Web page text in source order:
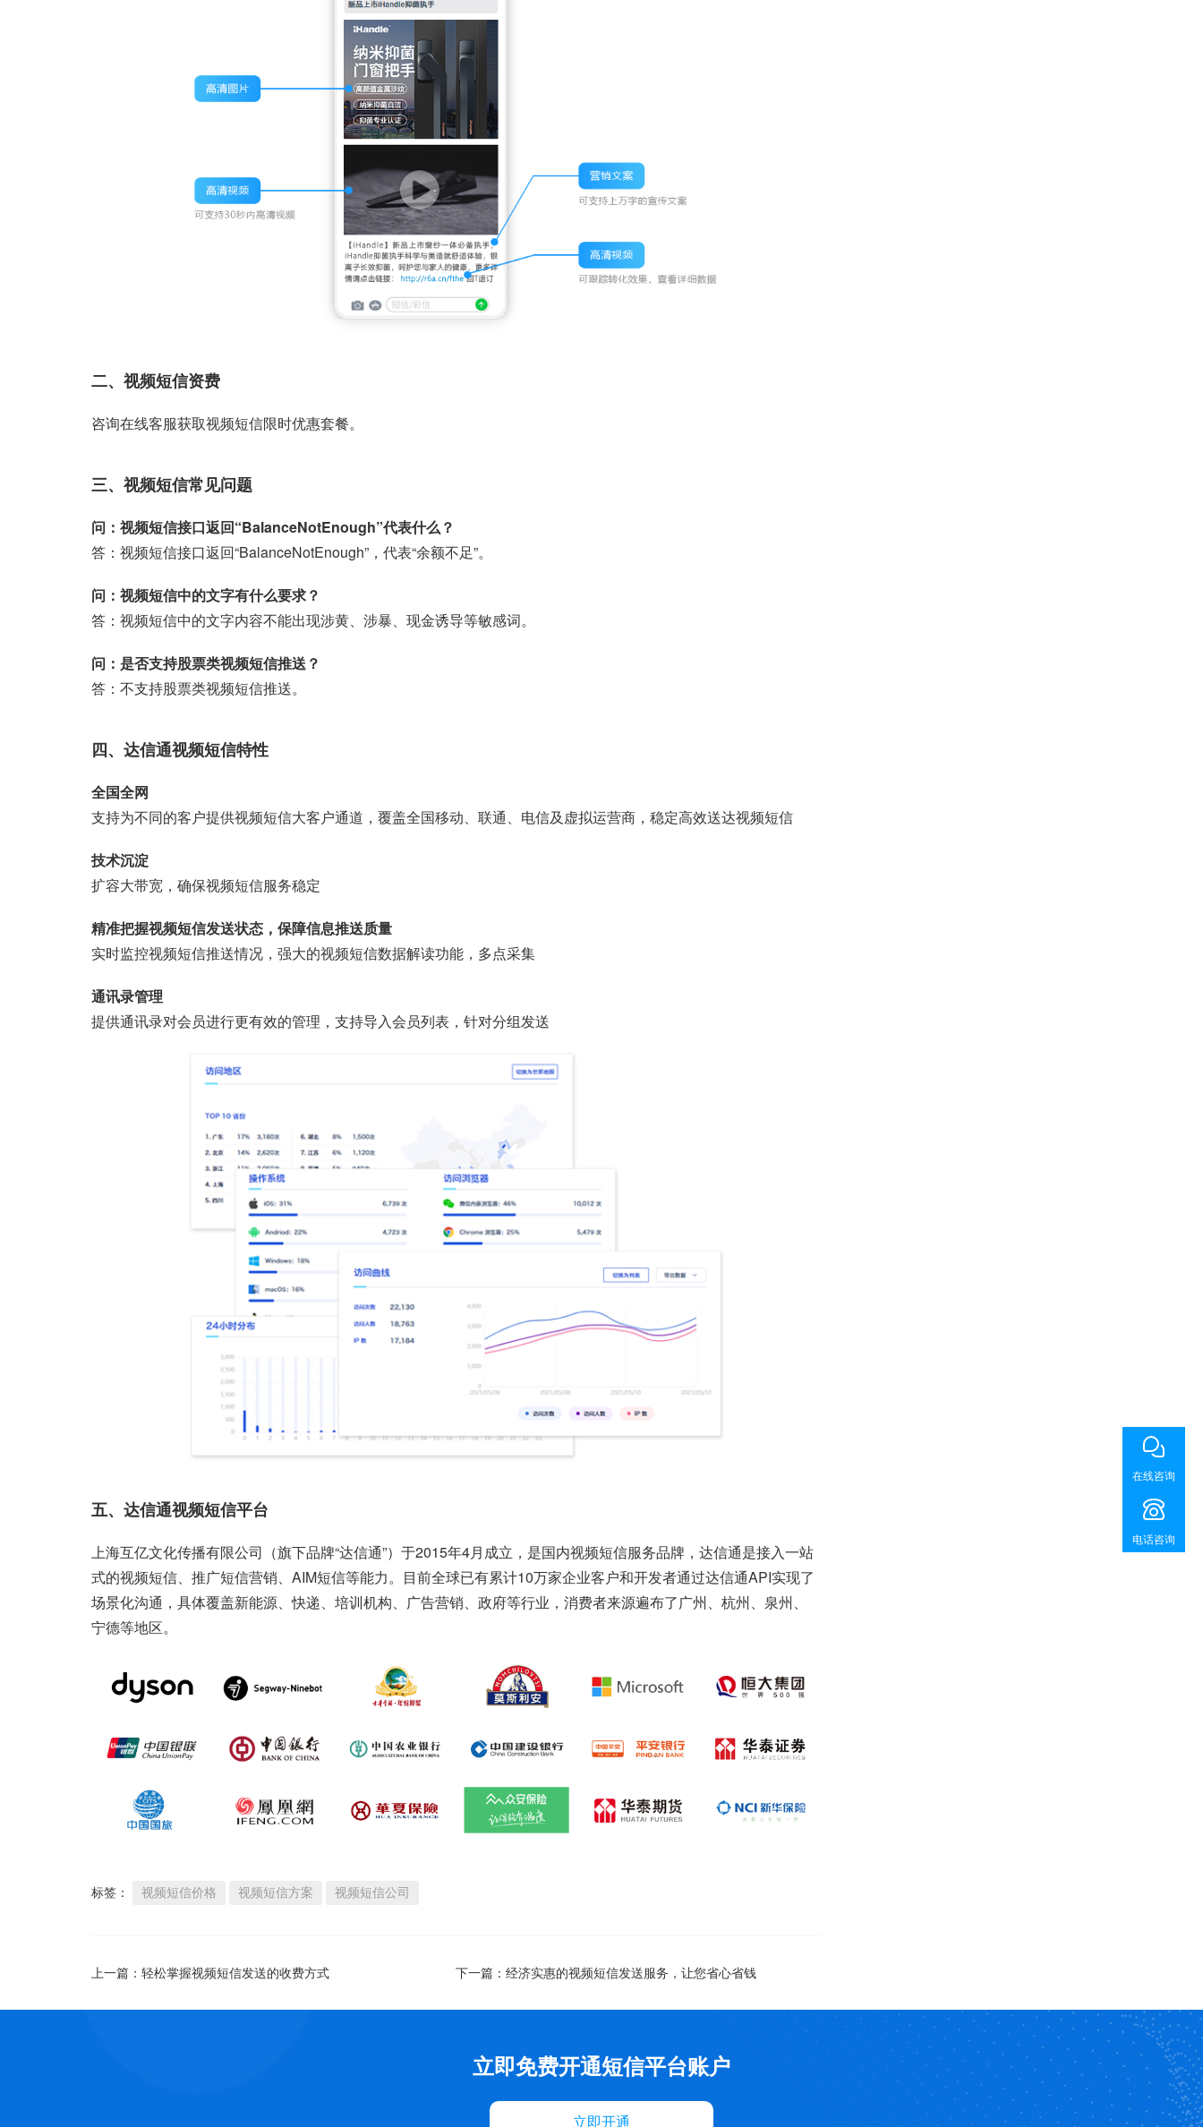
二、视频短信资费
咨询在线客服获取视频短信限时优惠套餐。
三、视频短信常见问题
问：视频短信接口返回“BalanceNotEnough”代表什么？
答：视频短信接口返回“BalanceNotEnough”，代表“余额不足”。
问：视频短信中的文字有什么要求？
答：视频短信中的文字内容不能出现涉黄、涉暴、现金诱导等敏感词。
问：是否支持股票类视频短信推送？
答：不支持股票类视频短信推送。
四、达信通视频短信特性
全国全网
支持为不同的客户提供视频短信大客户通道，覆盖全国移动、联通、电信及虚拟运营商，稳定高效送达视频短信
技术沉淀
扩容大带宽，确保视频短信服务稳定
精准把握视频短信发送状态，保障信息推送质量
实时监控视频短信推送情况，强大的视频短信数据解读功能，多点采集
通讯录管理
提供通讯录对会员进行更有效的管理，支持导入会员列表，针对分组发送
五、达信通视频短信平台
上海互亿文化传播有限公司（旗下品牌“达信通”）于2015年4月成立，是国内视频短信服务品牌，达信通是接入一站
式的视频短信、推广短信营销、AIM短信等能力。目前全球已有累计10万家企业客户和开发者通过达信通API实现了
场景化沟通，具体覆盖新能源、快递、培训机构、广告营销、政府等行业，消费者来源遍布了广州、杭州、泉州、
宁德等地区。
标签： 视频短信价格 视频短信方案 视频短信公司
上一篇： 轻松掌握视频短信发送的收费方式 下一篇：经济实惠的视频短信发送服务，让您省心省钱
立即免费开通短信平台账户
立即开通
在线咨询
电话咨询